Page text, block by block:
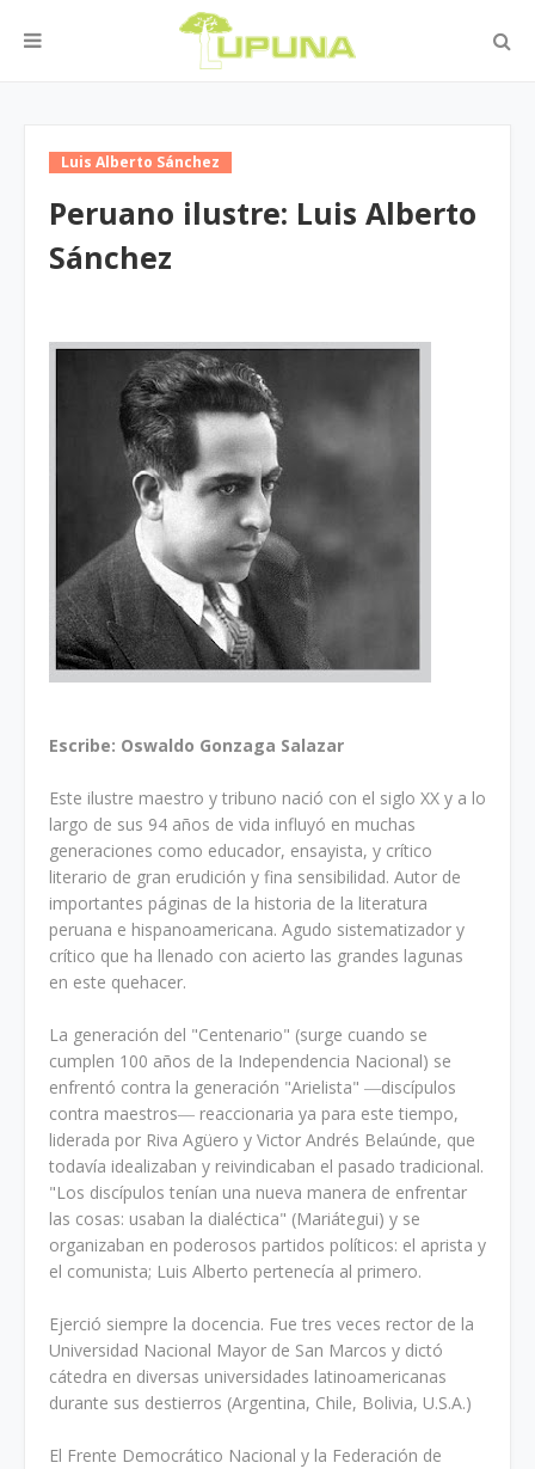
Luis Alberto Sánchez
Peruano ilustre: Luis Alberto
Sánchez
Escribe: Oswaldo Gonzaga Salazar
Este ilustre maestro y tribuno nació con el siglo XX y a lo
largo de sus 94 años de vida influyó en muchas
generaciones como educador, ensayista, y crítico
literario de gran erudición y fina sensibilidad. Autor de
importantes páginas de la historia de la literatura
peruana e hispanoamericana. Agudo sistematizador y
crítico que ha llenado con acierto las grandes lagunas
en este quehacer.
La generación del "Centenario" (surge cuando se
cumplen 100 años de la Independencia Nacional) se
enfrentó contra la generación "Arielista" ―discípulos
contra maestros― reaccionaria ya para este tiempo,
liderada por Riva Agüero y Victor Andrés Belaúnde, que
todavía idealizaban y reivindicaban el pasado tradicional.
"Los discípulos tenían una nueva manera de enfrentar
las cosas: usaban la dialéctica" (Mariátegui) y se
organizaban en poderosos partidos políticos: el aprista y
el comunista; Luis Alberto pertenecía al primero.
Ejerció siempre la docencia. Fue tres veces rector de la
Universidad Nacional Mayor de San Marcos y dictó
cátedra en diversas universidades latinoamericanas
durante sus destierros (Argentina, Chile, Bolivia, U.S.A.)
El Frente Democrático Nacional y la Federación de